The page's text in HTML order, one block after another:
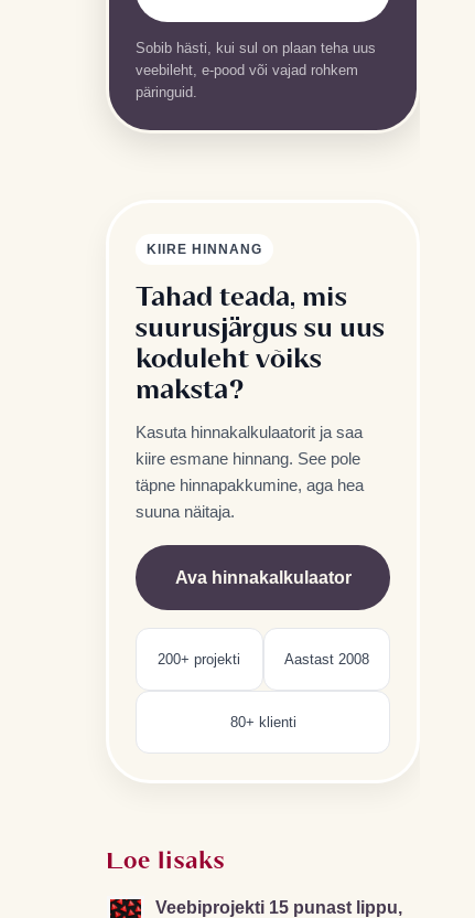
Sobib hästi, kui sul on plaan teha uus
veebileht, e-pood või vajad rohkem
päringuid.
KIIRE HINNANG
Tahad teada, mis
suurusjärgus su uus
koduleht võiks
maksta?
Kasuta hinnakalkulaatorit ja saa
kiire esmane hinnang. See pole
täpne hinnapakkumine, aga hea
suuna näitaja.
Ava hinnakalkulaator
200+ projekti Aastast 2008
80+ klienti
Loe lisaks
Veebiprojekti 15 punast lippu,